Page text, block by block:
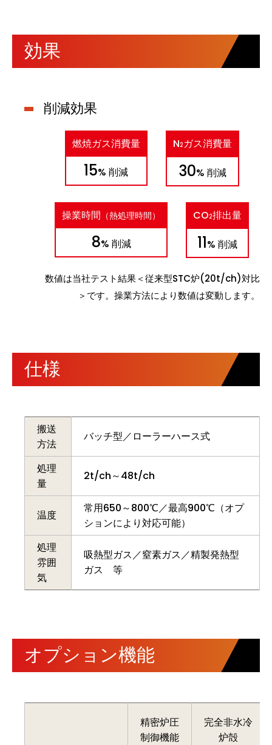
効果
削減効果
燃焼ガス消費量
15% 削減
N2 ガス消費量
30% 削減
操業時間 （熱処理時間）
8% 削減
CO2排出量
11% 削減
数値は当社テスト結果＜従来型STC炉(20t/ch)対比
＞です。操業方法により数値は変動します。
仕様
搬送
方法
バッチ型／ローラーハース式
処理
量
2t/ch～48t/ch
温度
常用650～800℃／最高900℃（オプ
ションにより対応可能）
処理
雰囲
気
吸熱型ガス／窒素ガス／精製発熱型
ガス 等
オプション機能
精密炉圧
制御機能
完全非水冷
炉殻